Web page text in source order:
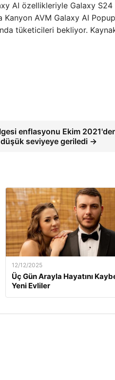
AI özellikleriyle Galaxy S24
Kanyon AVM Galaxy AI Popup
tüketicileri bekliyor.
enflasyonu Ekim
seviyeye geriledi →
12/12/2025
Üç Gün Arayla Hayatını
Yeni Evliler